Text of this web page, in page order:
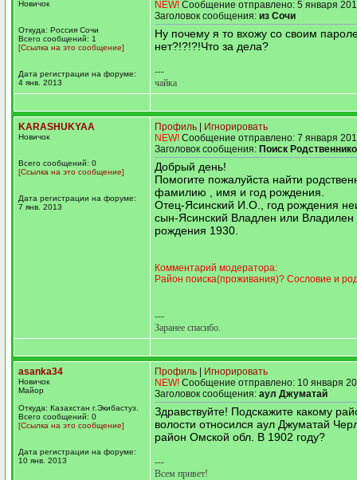
Новичок
Откуда: Россия Сочи
Всего сообщений: 1
[Ссылка на это сообщение]
Дата регистрации на форуме:
4 янв. 2013
NEW! Сообщение отправлено: 5 января
Заголовок сообщения: из Сочи
Ну почему я то вхожу со своим
нет?!?!?!Что за дела?
---
чайка
KARASHUKYAA
Новичок
Всего сообщений: 0
[Ссылка на это сообщение]
Дата регистрации на форуме:
7 янв. 2013
Профиль
Игнорировать
NEW! Сообщение отправлено: 7 января
Заголовок сообщения: Поиск
Добрый день!
Помогите пожалуйста найти
фамилию , имя и год рождения.
Отец-Ясинский И.О., год рождения
сын-Ясинский Владлен или Владилен
рождения 1930.
Комментарий модератора:
Район поиска(проживания)? Сословие и
---
Заранее спасибо.
asanka34
Новичок
Майор
Откуда: Казахстан г.Экибастуз.
Всего сообщений: 0
[Ссылка на это сообщение]
Дата регистрации на форуме:
10 янв. 2013
Профиль
Игнорировать
NEW! Сообщение отправлено: 10 января
Заголовок сообщения: аул Джуматай
Здравствуйте! Подскажите какому
волости относился аул Джуматай
район Омской обл. В 1902 году?
---
Всем привет!